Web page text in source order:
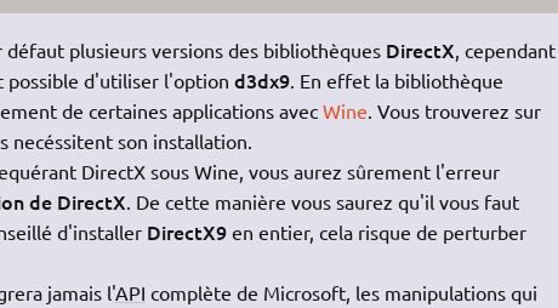
défaut plusieurs versions des bibliothèques DirectX , cependant
possible d'utiliser l'option d3dx9. En effet la bibliothèque
de certaines applications avecWine . Vous trouverez sur
necéssitent son installation.
DirectX sous Wine, vous aurez sûrement l'erreur
de DirectX . De cette manière vous saurez qu'il vous faut
d'installer DirectX9en entier, cela risque de perturber
jamais l'API complète de Microsoft, les manipulations qui